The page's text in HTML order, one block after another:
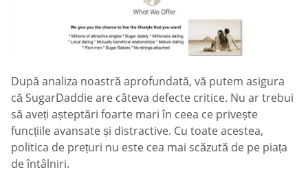
După analiza noastră aprofundată, vă putem asigura
că SugarDaddie are câteva defecte critice. Nu ar trebui
să aveți așteptări foarte mari în ceea ce privește
funcțiile avansate și distractive. Cu toate acestea,
politica de prețuri nu este cea mai scăzută de pe piața
de întâlniri.